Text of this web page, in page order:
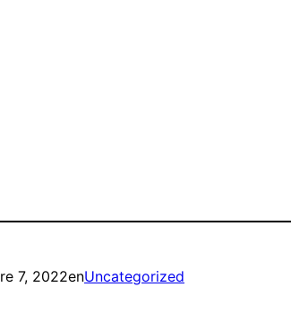
7, 2022enUncategorized